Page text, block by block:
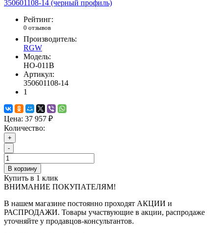
Рейтинг:
0 отзывов
Производитель:
RGW
Модель:
HO-011B
Артикул:
350601108-14
1
Цена: 37 957 ₽
Количество:
+
-
В корзину
Купить в 1 клик
ВНИМАНИЕ ПОКУПАТЕЛЯМ!
В нашем магазине постоянно проходят АКЦИИ и
РАСПРОДАЖИ. Товары участвующие в акции, распродаже
уточняйте у продавцов-консультантов.